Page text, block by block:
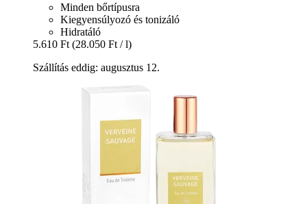
Minden bőrtípusra
Kiegyensúlyozó és tonizáló
Hidratáló
5.610 Ft (28.050 Ft / l)
Szállítás eddig: augusztus 12.